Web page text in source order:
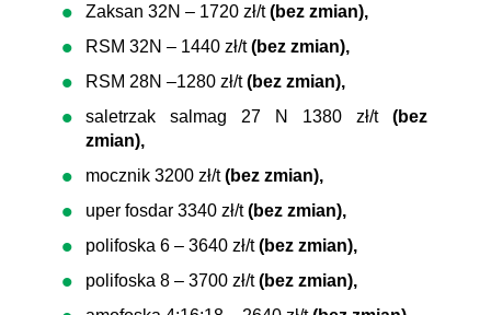
Zaksan 32N – 1720 zł/t(bez zmian),
RSM 32N – 1440 zł/t(bez zmian),
RSM 28N –1280 zł/t(bez zmian),
saletrzak salmag 27 N 1380 zł/t(bez
zmian),
mocznik 3200 zł/t(bez zmian),
uper fosdar 3340 zł/t(bez zmian),
polifoska 6 – 3640 zł/t(bez zmian),
polifoska 8 – 3700 zł/t(bez zmian),